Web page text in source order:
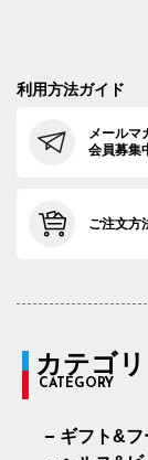
利用方法ガイド
メールマ
会員募集
ご注文方
カテゴリ
CATEGORY
ギフト&フ